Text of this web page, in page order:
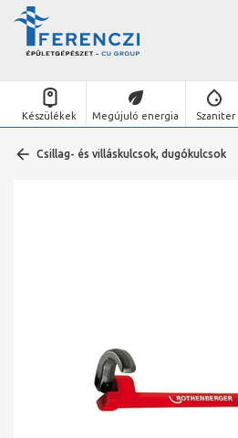
Készülékek Megújuló energia Szaniter
Csillag- és villáskulcsok, dugókulcsok